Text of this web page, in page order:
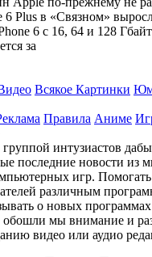
6 Plus в «Связном»
6 с 16, 64 и 128
за
Всякое Картинки
Правила Аниме
интузиастов
последние новости из
игр.
различным
о новых
мы внимание и
видео или аудио